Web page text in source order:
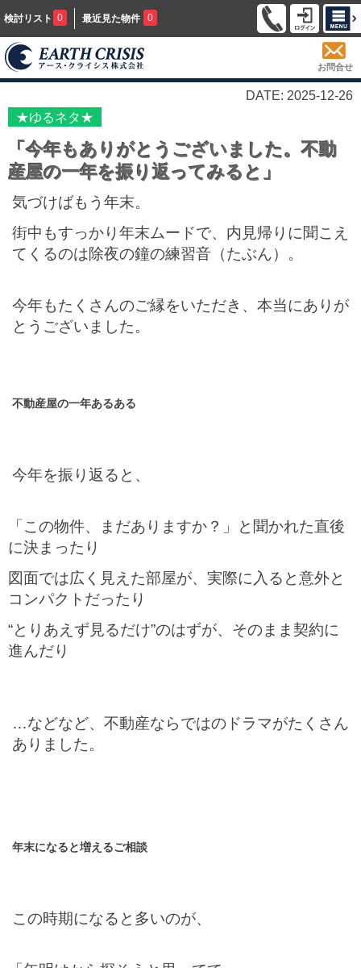
検討リスト 0 最近見た物件 0
お問合せ
DATE: 2025-12-26
★ゆるネタ★
「今年もありがとうございました。不動
産屋の一年を振り返ってみると」
気づけばもう年末。
街中もすっかり年末ムードで、内見帰りに聞こえ
てくるのは除夜の鐘の練習音（たぶん）。
今年もたくさんのご縁をいただき、本当にありが
とうございました。
不動産屋の一年あるある
今年を振り返ると、
「この物件、まだありますか？」と聞かれた直後
に決まったり
図面では広く見えた部屋が、実際に入ると意外と
コンパクトだったり
“とりあえず見るだけ”のはずが、そのまま契約に
進んだり
…などなど、不動産ならではのドラマがたくさん
ありました。
年末になると増えるご相談
この時期になると多いのが、